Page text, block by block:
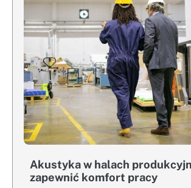
Akustyka w halach
zapewnić komfort pracy